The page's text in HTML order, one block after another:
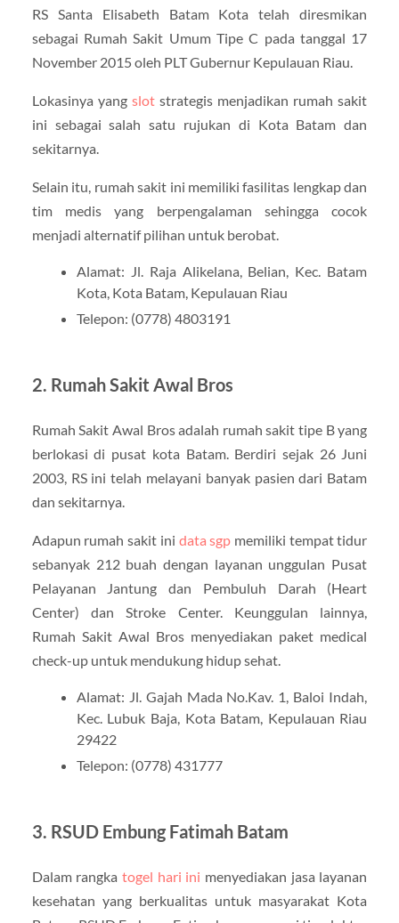
RS Santa Elisabeth Batam Kota telah diresmikan
sebagai Rumah Sakit Umum Tipe C pada tanggal 17
November 2015 oleh PLT Gubernur Kepulauan Riau.
Lokasinya yang slotstrategis menjadikan rumah sakit
ini sebagai salah satu rujukan di Kota Batam dan
sekitarnya.
Selain itu, rumah sakit ini memiliki fasilitas lengkap dan
tim medis yang berpengalaman sehingga cocok
menjadi alternatif pilihan untuk berobat.
Alamat: Jl. Raja Alikelana, Belian, Kec. Batam
Kota, Kota Batam, Kepulauan Riau
Telepon: (0778) 4803191
2. Rumah Sakit Awal Bros
Rumah Sakit Awal Bros adalah rumah sakit tipe B yang
berlokasi di pusat kota Batam. Berdiri sejak 26 Juni
2003, RS ini telah melayani banyak pasien dari Batam
dan sekitarnya.
Adapun rumah sakit ini data sgp memiliki tempat tidur
sebanyak 212 buah dengan layanan unggulan Pusat
Pelayanan Jantung dan Pembuluh Darah (Heart
Center) dan Stroke Center. Keunggulan lainnya,
Rumah Sakit Awal Bros menyediakan paket medical
check-up untuk mendukung hidup sehat.
Alamat: Jl. Gajah Mada No.Kav. 1, Baloi Indah,
Kec. Lubuk Baja, Kota Batam, Kepulauan Riau
29422
Telepon: (0778) 431777
3. RSUD Embung Fatimah Batam
Dalam rangkatogel hari ini menyediakan jasa layanan
kesehatan yang berkualitas untuk masyarakat Kota